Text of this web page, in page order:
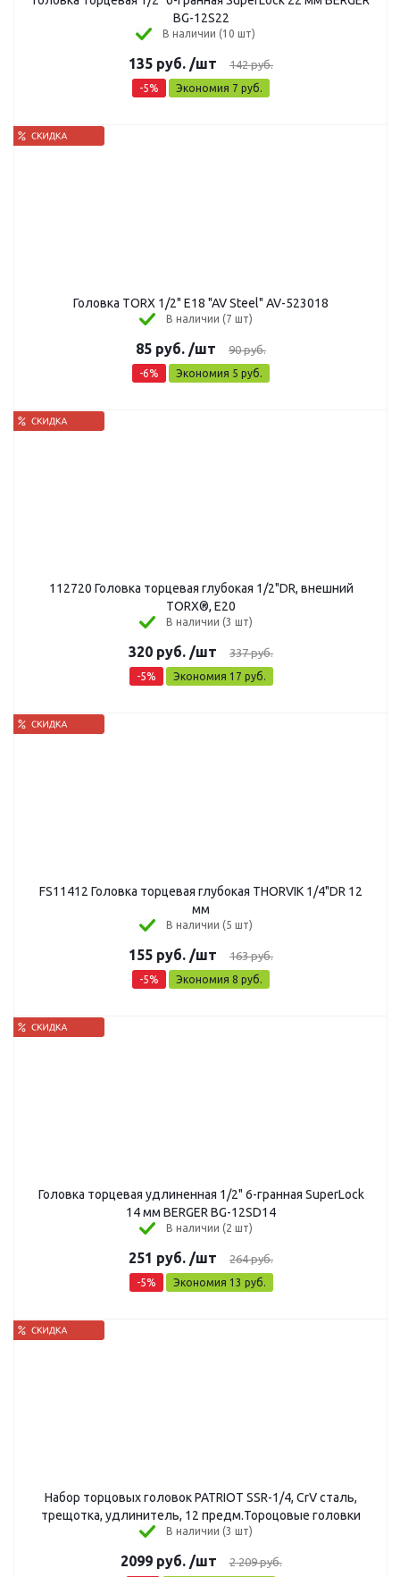
BG-12S22
В наличии (10 шт)
135 руб. /шт 142руб.
-5% Экономия 7 руб.
Головка TORX 1/2" E18 "AV Steel" AV-523018
В наличии (7 шт)
85 руб. /шт 90руб.
-6% Экономия 5 руб.
112720 Головка торцевая глубокая 1/2"DR, внешний
TORX®, E20
В наличии (3 шт)
320 руб. /шт 337руб.
-5% Экономия 17 руб.
FS11412 Головка торцевая глубокая THORVIK 1/4"DR 12
мм
В наличии (5 шт)
155 руб. /шт 163руб.
-5% Экономия 8 руб.
Головка торцевая удлиненная 1/2" 6-гранная SuperLock
14 мм BERGER BG-12SD14
В наличии (2 шт)
251 руб. /шт 264руб.
-5% Экономия 13 руб.
Набор торцовых головок PATRIOT SSR-1/4, CrV сталь,
трещотка, удлинитель, 12 предм.Тороцовые головки
В наличии (3 шт)
2099руб. /шт 2 209руб.